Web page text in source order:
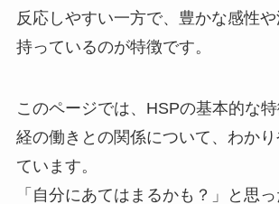
反応しやすい一方で、豊かな感性
持っているのが特徴です。
このページでは、HSPの基本的な
経の働きとの関係について、わか
ています。
「自分にあてはまるかも？」と思